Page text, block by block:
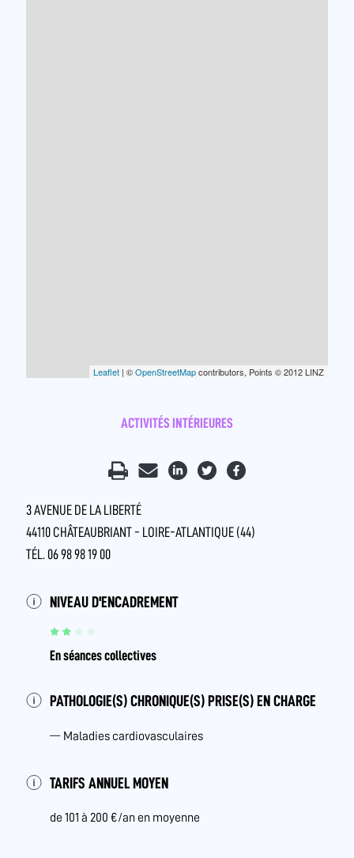
Leaflet | ©OpenStreetMapcontributors, Points © 2012 LINZ
ACTIVITÉS INTÉRIEURES
3 AVENUE DE LA LIBERTÉ
44110 CHÂTEAUBRIANT - LOIRE-ATLANTIQUE (44)
TÉL. 06 98 98 19 00
NIVEAU D'ENCADREMENT
En séances collectives
PATHOLOGIE(S) CHRONIQUE(S) PRISE(S) EN CHARGE
Maladies cardiovasculaires
TARIFS ANNUEL MOYEN
de 101 à 200 €/an en moyenne